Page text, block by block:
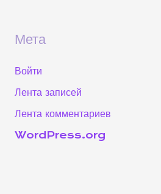
Мета
Войти
Лента записей
Лента комментариев
WordPress.org